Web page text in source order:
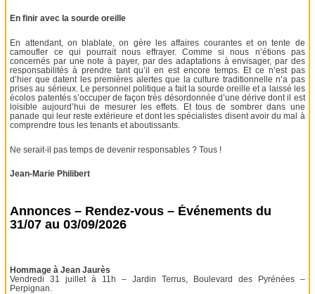
En finir avec la sourde oreille
En attendant, on blablate, on gère les affaires courantes et on tente de
camoufler ce qui pourrait nous effrayer. Comme si nous n’étions pas
concernés par une note à payer, par des adaptations à envisager, par des
responsabilités à prendre tant qu’il en est encore temps. Et ce n’est pas
d’hier que datent les premières alertes que la culture traditionnelle n’a pas
prises au sérieux. Le personnel politique a fait la sourde oreille et a laissé les
écolos patentés s’occuper de façon très désordonnée d’une dérive dont il est
loisible aujourd’hui de mesurer les effets. Et tous de sombrer dans une
panade qui leur reste extérieure et dont les spécialistes disent avoir du mal à
comprendre tous les tenants et aboutissants.
Ne serait-il pas temps de devenir responsables ? Tous !
Jean-Marie Philibert
Annonces – Rendez-vous – Événements du
31/07 au 03/09/2026
Hommage à Jean Jaurès
Vendredi 31 juillet à 11h – Jardin Terrus, Boulevard des Pyrénées –
Perpignan.